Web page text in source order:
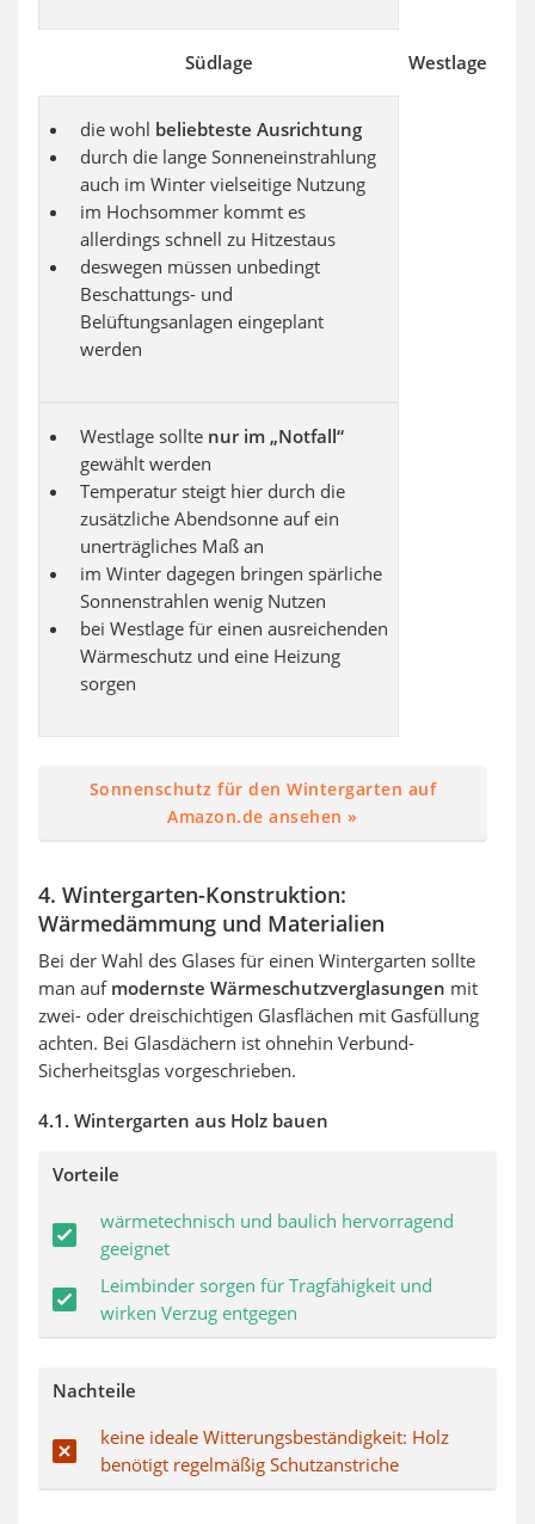
Südlage Westlage
die wohl beliebteste Ausrichtung
durch die lange Sonneneinstrahlung
auch im Winter vielseitige Nutzung
im Hochsommer kommt es
allerdings schnell zu Hitzestaus
deswegen müssen unbedingt
Beschattungs- und
Belüftungsanlagen eingeplant
werden
Westlage sollte nur im „Notfall“
gewählt werden
Temperatur steigt hier durch die
zusätzliche Abendsonne auf ein
unerträgliches Maß an
im Winter dagegen bringen spärliche
Sonnenstrahlen wenig Nutzen
bei Westlage für einen ausreichenden
Wärmeschutz und eine Heizung
sorgen
Sonnenschutz für den Wintergarten auf
Amazon.de ansehen »
4. Wintergarten-Konstruktion:
Wärmedämmung und Materialien
Bei der Wahl des Glases für einen Wintergarten sollte
man aufmodernste Wärmeschutzverglasungen mit
zwei- oder dreischichtigen Glasflächen mit Gasfüllung
achten. Bei Glasdächern ist ohnehin Verbund-
Sicherheitsglas vorgeschrieben.
4.1. Wintergarten aus Holz bauen
Vorteile
wärmetechnisch und baulich hervorragend
geeignet
Leimbinder sorgen für Tragfähigkeit und
wirken Verzug entgegen
Nachteile
keine ideale Witterungsbeständigkeit: Holz
benötigt regelmäßig Schutzanstriche